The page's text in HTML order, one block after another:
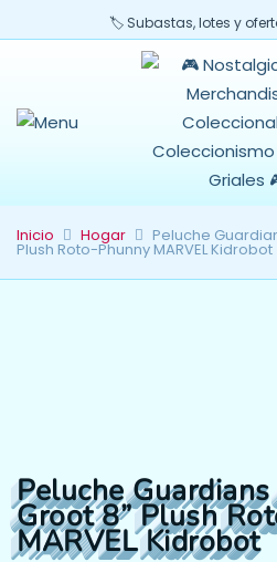
🏷️ Subastas, lotes y
Inicio Hogar Peluche
Plush Roto-Phunny MARVEL Kidrobot
Peluche
Groot 8” Plush
MARVEL Kidrobot